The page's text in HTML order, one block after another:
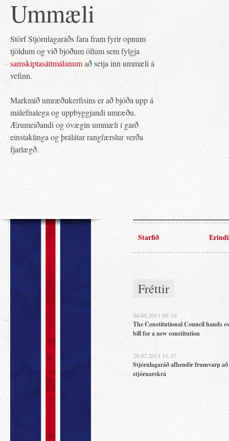
Ummæli
Störf Stjórnlagaráðs fara fram fyrir opnum
tjöldum og við bjóðum öllum sem fylgja
samskiptasáttmálanumað setja inn ummæli á
vefinn.
Markmið umræðukerfisins er að bjóða upp á
málefnalega og uppbyggjandi umræðu.
Ærumeiðandi og óvægin ummæli í garð
einstaklinga og þrálátar rangfærslur verða
fjarlægð.
Starfið Erindi
Fréttir
04.08.2011 08:10
The Constitutional Council hands
bill for a new constitution
29.07.2011 11:37
Stjórnlagaráð afhendir frumvarp
stjórnarskrá